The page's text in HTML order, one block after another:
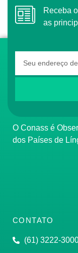
Receba o conteúdo semanal do Conass com
as
O Conass é Observador Consultivo da Comunidade
dos Países de
CONTATO
(61) 3222-